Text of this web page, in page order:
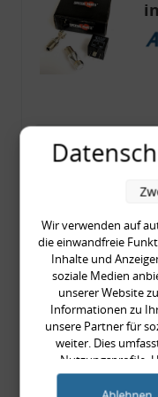
Wir verwenden auf
die einwandfreie
Inhalte und
soziale Medien
unserer Website
Informationen zu
unsere Partner für
weiter. Dies
Nutzungsprofile.
Products) führen
weiteren Daten